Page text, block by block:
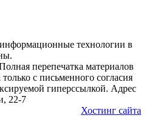
технологии в
перепечатка материалов
с письменного согласия
гиперссылкой. Адрес
22-7
Хостинг сайта